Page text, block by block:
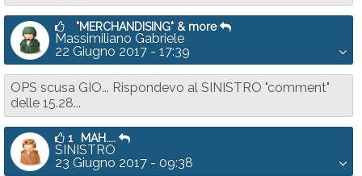
"MERCHANDISING" & more
Massimiliano Gabriele
22 Giugno 2017 - 17:39
OPS scusa GIO... Rispondevo al SINISTRO "comment"
delle 15.28...
1 MAH....
SINISTRO
23 Giugno 2017 - 09:38